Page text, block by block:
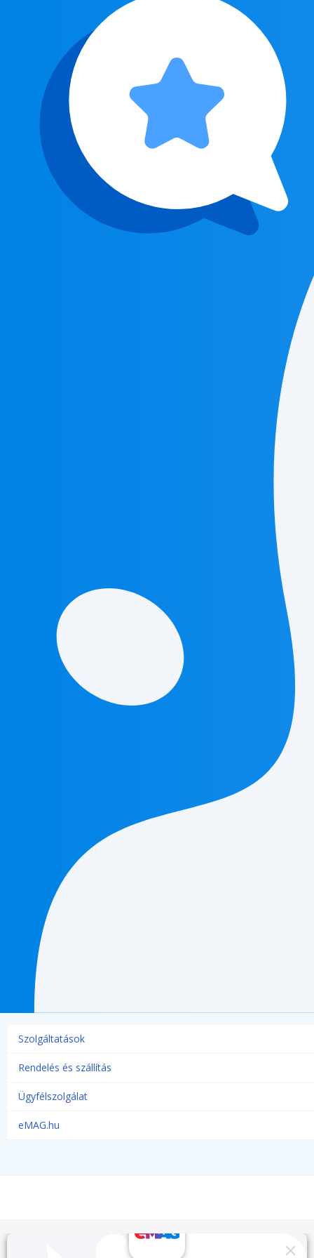
Biztonság, karbantartás és komfort
A szilárd tüzelésű rendszerek karbantartása nem merül ki a hamu
tervezéssel és használattal jelentősen csökkenthető. A megfelelő
A komfortos szilárd tüzelés titka a kiszámíthatóság. Ha a rendszerhez
Szolgáltatások
Rendelés és szállítás
Ügyfélszolgálat
eMAG.hu